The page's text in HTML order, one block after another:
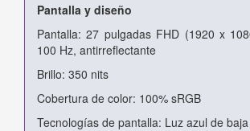
Pantalla y diseño
Pantalla: 27 pulgadas FHD (1920 x
100 Hz, antirreflectante
Brillo: 350 nits
Cobertura de color: 100% sRGB
Tecnologías de pantalla: Luz azul de